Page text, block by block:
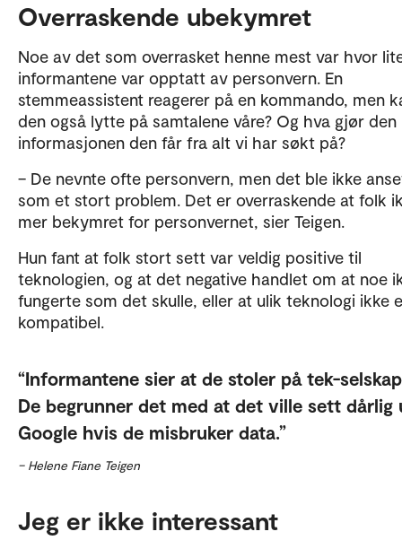
Overraskende ubekymret
Noe av det som overrasket henne mest var hvor
informantene var opptatt av personvern. En
stemmeassistent reagerer på en kommando, men
den også lytte på samtalene våre? Og hva gjør den
informasjonen den får fra alt vi har søkt på?
– De nevnte ofte personvern, men det ble ikke
som et stort problem. Det er overraskende at folk
mer bekymret for personvernet, sier Teigen.
Hun fant at folk stort sett var veldig positive til
teknologien, og at det negative handlet om at noe
fungerte som det skulle, eller at ulik teknologi ikke
kompatibel.
Informantene sier at de stoler på tek-
De begrunner det med at det ville sett dårlig
Google hvis de misbruker data.
– Helene Fiane Teigen
Jeg er ikke interessant